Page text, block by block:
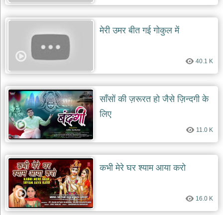
मेरी उमर बीत गई गोकुल में
40.1 K
साँसों की ज़रूरत हो जैसे ज़िन्दगी के
लिए
11.0 K
कभी मेरे घर श्याम आया करो
16.0 K